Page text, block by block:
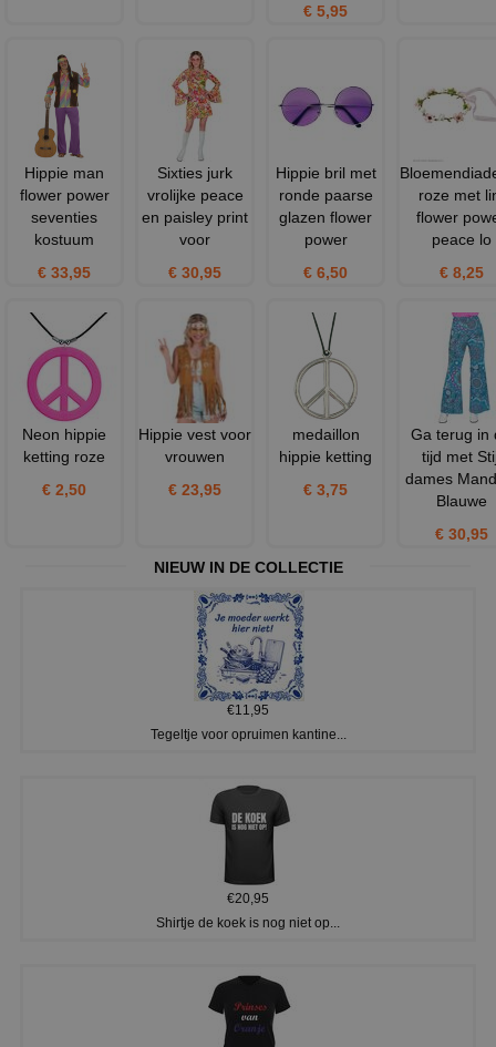
€ 5,95
Hippie man
flower power
seventies
kostuum
€ 33,95
Sixties jurk
vrolijke peace
en paisley print
voor
€ 30,95
Hippie bril met
ronde paarse
glazen flower
power
€ 6,50
roze met
flower
peace lo
€ 8,25
Neon hippie
ketting roze
€ 2,50
Hippie vest voor
vrouwen
€ 23,95
medaillon
hippie ketting
€ 3,75
Ga terug in
tijd met
dames
Blauwe
€ 30,95
NIEUW IN DE COLLECTIE
€11,95
Tegeltje voor opruimen kantine...
€20,95
Shirtje de koek is nog niet op...